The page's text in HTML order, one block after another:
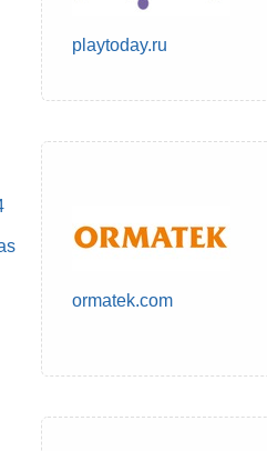
playtoday.ru
ormatek.com